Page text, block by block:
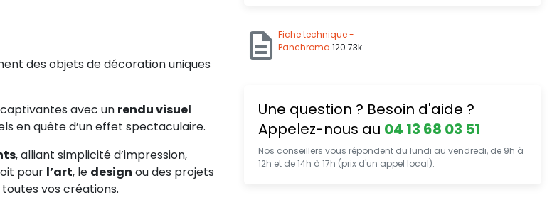
des objets de décoration uniques
avec un rendu visuel
en quête d’un effet spectaculaire.
, alliant simplicité d’impression,
pour l’art, le design ou des projets
vos créations.
Fiche technique -
Panchroma 120.73k
Une question ? Besoin d'aide ?
Appelez-nous au 04 13 68 03 51
Nos conseillers vous répondent du lundi au vendredi, de 9h à
12h et de 14h à 17h (prix d'un appel local).